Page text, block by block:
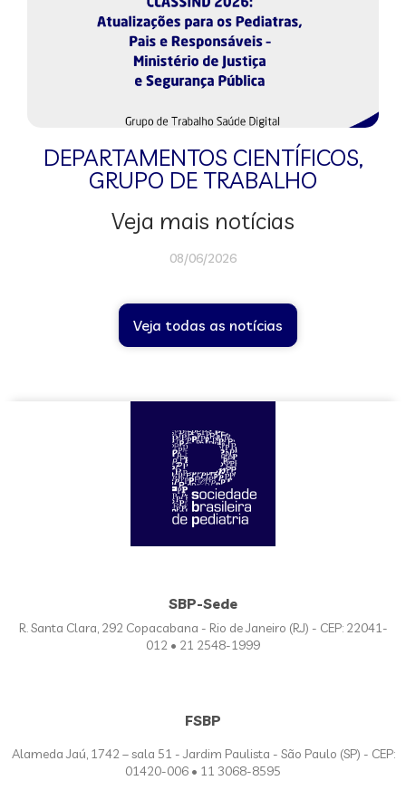
DEPARTAMENTOS CIENTÍFICOS,
GRUPO DE TRABALHO
Veja mais notícias
08/06/2026
Veja todas as notícias
SBP-Sede
R. Santa Clara, 292 Copacabana - Rio de Janeiro (RJ) - CEP: 22041-
012 • 21 2548-1999
FSBP
Alameda Jaú, 1742 – sala 51 - Jardim Paulista - São Paulo (SP) - CEP:
01420-006 • 11 3068-8595